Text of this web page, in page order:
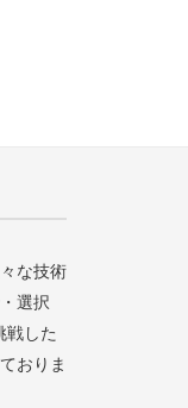
な技術
選択
戦した
おりま